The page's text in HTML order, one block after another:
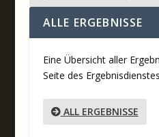
ALLE ERGEBNISSE
Eine Übersicht aller
Seite des
ALL ERGEBNISSE